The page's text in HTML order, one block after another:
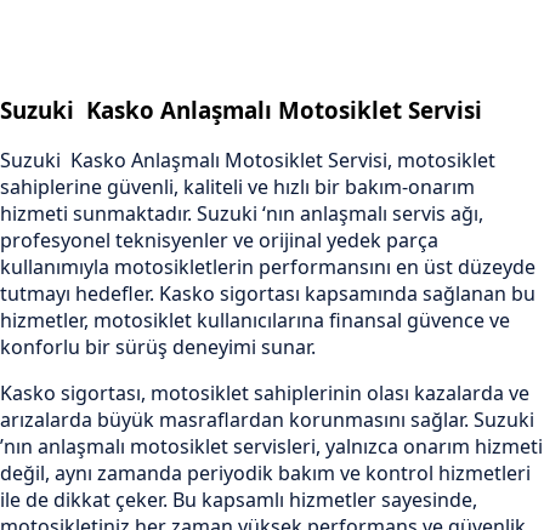
Suzuki Kasko Anlaşmalı Motosiklet Servisi
Suzuki Kasko Anlaşmalı Motosiklet Servisi, motosiklet
sahiplerine güvenli, kaliteli ve hızlı bir bakım-onarım
hizmeti sunmaktadır. Suzuki ‘nın anlaşmalı servis ağı,
profesyonel teknisyenler ve orijinal yedek parça
kullanımıyla motosikletlerin performansını en üst düzeyde
tutmayı hedefler. Kasko sigortası kapsamında sağlanan bu
hizmetler, motosiklet kullanıcılarına finansal güvence ve
konforlu bir sürüş deneyimi sunar.
Kasko sigortası, motosiklet sahiplerinin olası kazalarda ve
arızalarda büyük masraflardan korunmasını sağlar. Suzuki
’nın anlaşmalı motosiklet servisleri, yalnızca onarım hizmeti
değil, aynı zamanda periyodik bakım ve kontrol hizmetleri
ile de dikkat çeker. Bu kapsamlı hizmetler sayesinde,